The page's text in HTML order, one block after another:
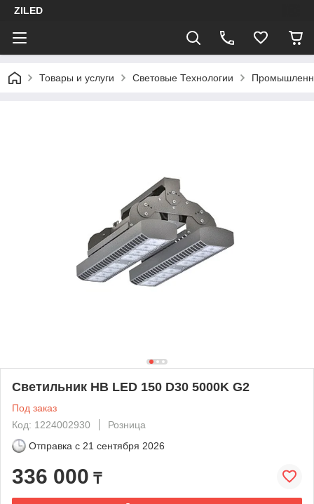
ZILED
Товары и услуги Световые Технологии
Светильник HB LED 150 D30 5000K G2
Под заказ
Код: 1224002930
Розница
Отправка с 21 сентября 2026
336 000 ₸